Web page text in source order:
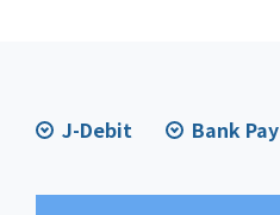
J-Debit Bank Pay